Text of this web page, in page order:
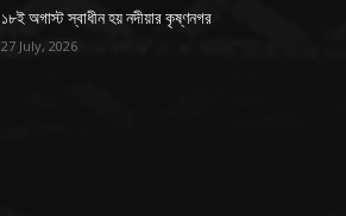
১৮ই অগাস্ট স্বাধীন হয় নদীয়ার কৃষ্ণনগর
27 July, 2026